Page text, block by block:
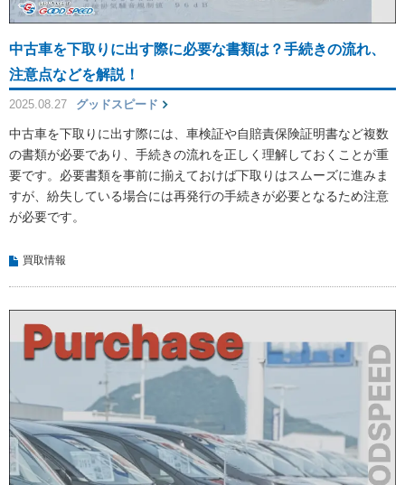
中古車を下取りに出す際に必要な書類は？手続きの流れ、
注意点などを解説！
2025.08.27 グッドスピード
中古車を下取りに出す際には、車検証や自賠責保険証明書など複数
の書類が必要であり、手続きの流れを正しく理解しておくことが重
要です。必要書類を事前に揃えておけば下取りはスムーズに進みま
すが、紛失している場合には再発行の手続きが必要となるため注意
が必要です。
買取情報